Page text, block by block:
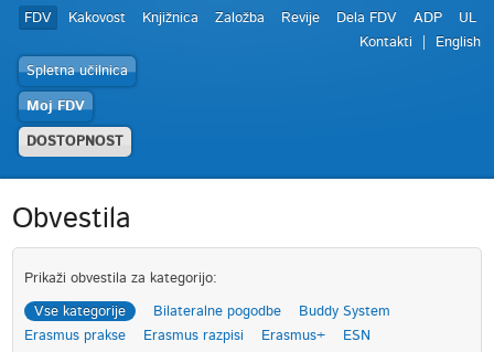
FDV Kakovost Knjižnica Založba Revije Dela FDV ADP
UL
Kontakti
English
Spletna učilnica
Moj FDV
DOSTOPNOST
Obvestila
Prikaži obvestila za kategorijo:
Vse kategorije Bilateralne pogodbe
Buddy System
Erasmus prakse
Erasmus razpisi Erasmus+
ESN